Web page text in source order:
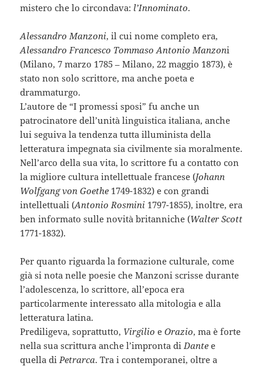
mistero che lo circondava: l’Innominato.
Alessandro Manzoni, il cui nome completo era,
Alessandro Francesco Tommaso Antonio Manzoni
(Milano, 7 marzo 1785 – Milano, 22 maggio 1873), è
stato non solo scrittore, ma anche poeta e
drammaturgo.
L’autore de “I promessi sposi” fu anche un
patrocinatore dell’unità linguistica italiana, anche
lui seguiva la tendenza tutta illuminista della
letteratura impegnata sia civilmente sia moralmente.
Nell’arco della sua vita, lo scrittore fu a contatto con
la migliore cultura intellettuale francese (Johann
Wolfgang von Goethe 1749-1832) e con grandi
intellettuali (Antonio Rosmini 1797-1855), inoltre, era
ben informato sulle novità britanniche (Walter Scott
1771-1832).
Per quanto riguarda la formazione culturale, come
già si nota nelle poesie che Manzoni scrisse durante
l’adolescenza, lo scrittore, all’epoca era
particolarmente interessato alla mitologia e alla
letteratura latina.
Prediligeva, soprattutto, Virgilio eOrazio, ma è forte
nella sua scrittura anche l’impronta di Dante e
quella di Petrarca. Tra i contemporanei, oltre a